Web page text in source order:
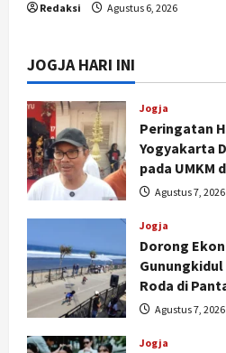
Redaksi Agustus 6, 2026
JOGJA HARI INI
Jogja
Peringatan
Yogyakarta
pada UMKM
Agustus 7, 2026
Jogja
Dorong
Gunungkidul
Roda di
Agustus 7, 2026
Jogja